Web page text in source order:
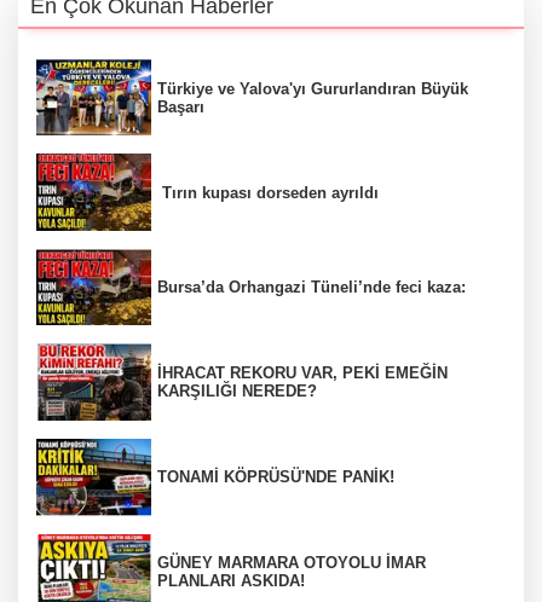
En Çok Okunan Haberler
Türkiye ve Yalova'yı Gururlandıran Büyük
Başarı
Tırın kupası dorseden ayrıldı
Bursa’da Orhangazi Tüneli’nde feci kaza:
İHRACAT REKORU VAR, PEKİ EMEĞİN
KARŞILIĞI NEREDE?
TONAMİ KÖPRÜSÜ'NDE PANİK!
GÜNEY MARMARA OTOYOLU İMAR
PLANLARI ASKIDA!